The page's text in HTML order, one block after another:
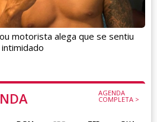
AGENDA
COMPLETA >
motorista alega que se sentiu
intimidado